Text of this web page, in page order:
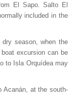
El Sapo. Salto El
included in the
dry season, when the
excursion can be
to Isla Orquídea may
Acanán, at the south-